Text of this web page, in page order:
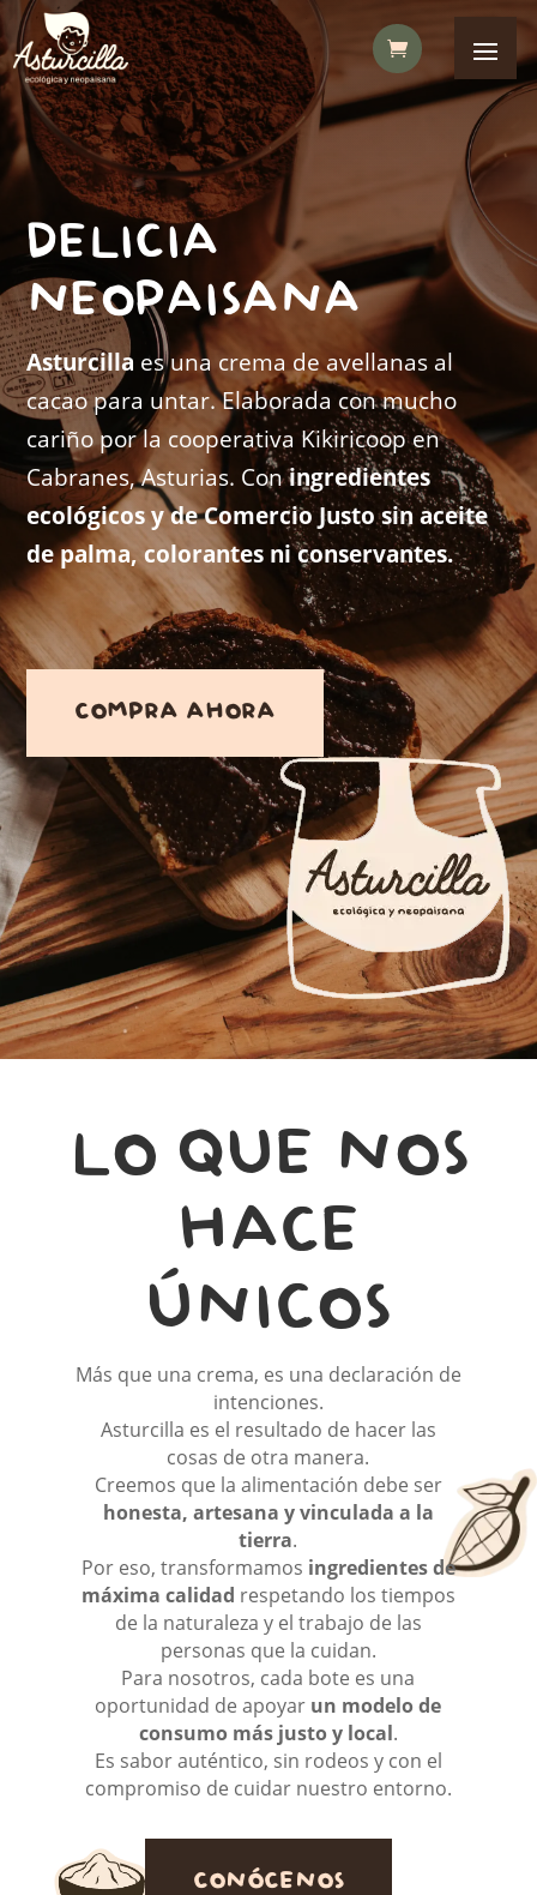
DELICIA
NEOPAISANA
Asturcilla es una crema de avellanas al
cacao para untar. Elaborada con mucho
cariño por la cooperativa Kikiricoop en
Cabranes, Asturias. Coningredientes
ecológicos y de Comercio Justo sin aceite
de palma, colorantes ni conservantes.
COMPRA AHORA
LO QUE NOS
HACE
ÚNICOS
Más que una crema, es una declaración de
intenciones.
Asturcilla es el resultado de hacer las
cosas de otra manera.
Creemos que la alimentación debe ser
honesta, artesana y vinculada a la
tierra.
Por eso, transformamos ingredientes de
máxima calidad respetando los tiempos
de la naturaleza y el trabajo de las
personas que la cuidan.
Para nosotros, cada bote es una
oportunidad de apoyar un modelo de
consumo más justo y local.
Es sabor auténtico, sin rodeos y con el
compromiso de cuidar nuestro entorno.
CONÓCENOS